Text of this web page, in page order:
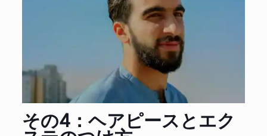
その4：ヘアピースとエク